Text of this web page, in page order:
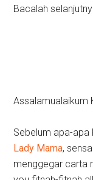
Bacalah
Assalamualaikum
Sebelum apa-apa
Lady Mama,
menggegar carta